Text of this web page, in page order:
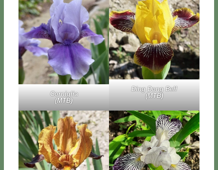
Cor­ni­glia
(MTB)
Ding Dong Bell
(MTB)